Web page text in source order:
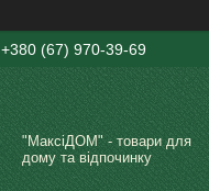
+380 (67) 970-39-69
"МаксіДОМ" - товари для
дому та відпочинку